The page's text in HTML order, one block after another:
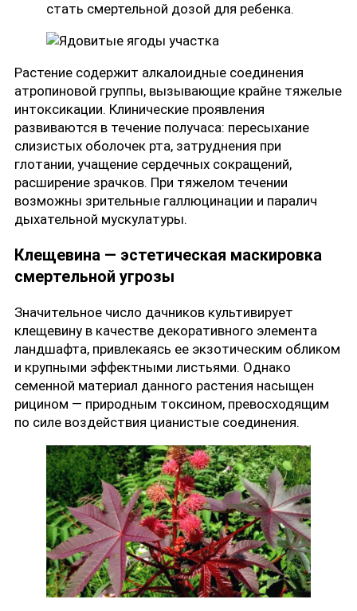
стать смертельной дозой для ребенка.
Растение содержит алкалоидные соединения
атропиновой группы, вызывающие крайне тяжелые
интоксикации. Клинические проявления
развиваются в течение получаса: пересыхание
слизистых оболочек рта, затруднения при
глотании, учащение сердечных сокращений,
расширение зрачков. При тяжелом течении
возможны зрительные галлюцинации и паралич
дыхательной мускулатуры.
Клещевина — эстетическая маскировка
смертельной угрозы
Значительное число дачников культивирует
клещевину в качестве декоративного элемента
ландшафта, привлекаясь ее экзотическим обликом
и крупными эффектными листьями. Однако
семенной материал данного растения насыщен
рицином — природным токсином, превосходящим
по силе воздействия цианистые соединения.